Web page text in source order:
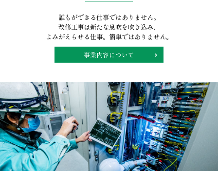
誰もができる仕事ではありません。
改修工事は新たな息吹を吹き込み、
よみがえらせる仕事。簡単ではありません。
事業内容について